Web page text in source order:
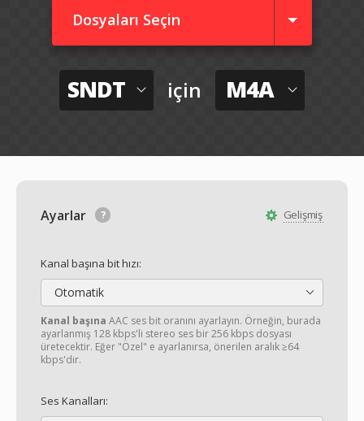
Dosyaları Seçin
SNDT için M4A
Gelişmiş
Ayarlar
Kanal başına bit hızı:
Otomatik
Kanal başına AAC ses bit oranını ayarlayın. Örneğin, burada
ayarlanmış 128 kbps'li stereo ses bir 256 kbps dosyası
üretecektir. Eğer "Özel" e ayarlanırsa, önerilen aralık ≥64
kbps'dir.
Ses Kanalları: